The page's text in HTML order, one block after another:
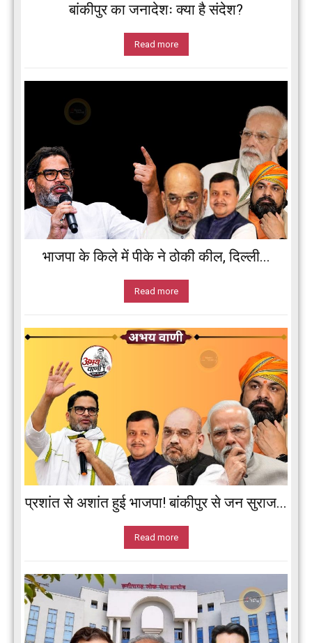
बांकीपुर का जनादेशः क्या है संदेश?
Read more
भाजपा के किले में पीके ने ठोकी कील, दिल्ली...
Read more
प्रशांत से अशांत हुई भाजपा! बांकीपुर से जन सुराज...
Read more